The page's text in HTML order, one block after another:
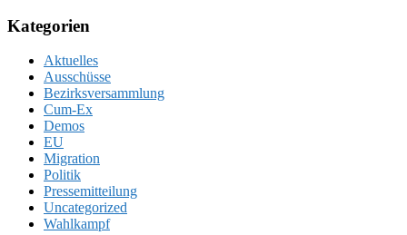
Kategorien
Aktuelles
Ausschüsse
Bezirksversammlung
Cum-Ex
Demos
EU
Migration
Politik
Pressemitteilung
Uncategorized
Wahlkampf